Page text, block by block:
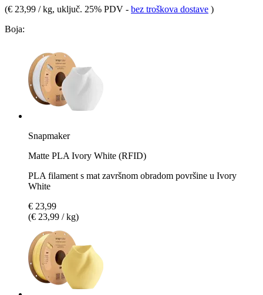
(€ 23,99 / kg, uključ. 25% PDV - bez troškova dostave )
Boja:
Snapmaker
Matte PLA Ivory White (RFID)
PLA filament s mat završnom obradom površine u Ivory
White
€ 23,99
(€ 23,99 / kg)